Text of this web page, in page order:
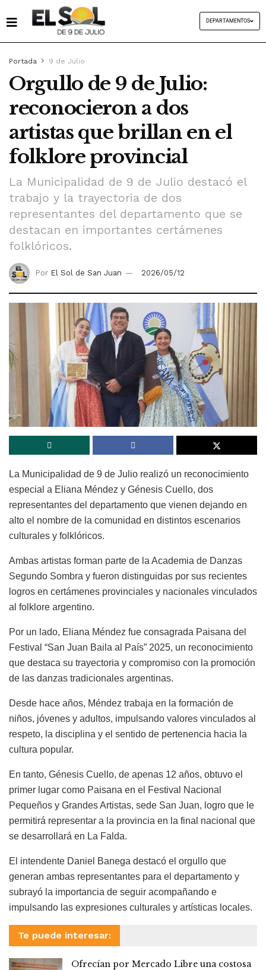
DEPARTAMENTOS
Portada 9 de Julio
Orgullo de 9 de Julio:
reconocieron a dos
artistas que brillan en el
folklore provincial
La Municipalidad de 9 de Julio destacó el
trabajo y la trayectoria de dos
representantes del departamento que se
destacan en importantes certámenes
folklóricos.
Por El Sol de San Juan 2026/05/12
La Municipalidad de 9 de Julio realizó un reconocimiento
especial a Eliana Méndez y Génesis Cuello, dos
representantes del departamento que vienen dejando en
alto el nombre de la comunidad en distintos escenarios
culturales y folklóricos.
Ambas artistas forman parte de la Academia de Danzas
Segundo Sombra y fueron distinguidas por sus recientes
logros en certámenes provinciales y nacionales vinculados
al folklore argentino.
Por un lado, Eliana Méndez fue consagrada Paisana del
Festival “San Juan Baila al País” 2025, un reconocimiento
que destaca su trayectoria y compromiso con la promoción
de las danzas tradicionales argentinas.
Desde hace años, Méndez trabaja en la formación de
niños, jóvenes y adultos, impulsando valores vinculados al
respeto, la disciplina y el sentido de pertenencia hacia la
cultura popular.
En tanto, Génesis Cuello, de apenas 12 años, obtuvo el
primer lugar como Paisana en el Festival Nacional
Pequeños y Grandes Artistas, sede San Juan, logro que le
permitirá representar a la provincia en la final nacional que
se desarrollará en La Falda.
El intendente Daniel Banega destacó el orgullo que
generan ambas representantes para el departamento y
subrayó la importancia de seguir acompañando e
impulsando las expresiones culturales y artísticas locales.
Te puede interesar:
Ofrecían por Mercado Libre una costosa